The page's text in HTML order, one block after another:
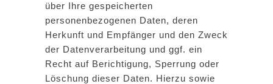
über Ihre gespeicherten
personenbezogenen Daten, deren
Herkunft und Empfänger und den Zweck
der Datenverarbeitung und ggf. ein
Recht auf Berichtigung, Sperrung oder
Löschung dieser Daten. Hierzu sowie